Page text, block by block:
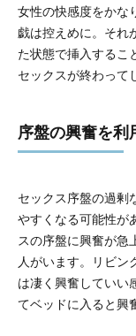
女性の快感度をかな
戯は控えめに。それ
た状態で挿入するこ
セックスが終わって
序盤の興奮を利
セックス序盤の過剰
やすくなる可能性が
スの序盤に興奮が急
人がいます。リビン
は凄く興奮していい
てベッドに入ると興